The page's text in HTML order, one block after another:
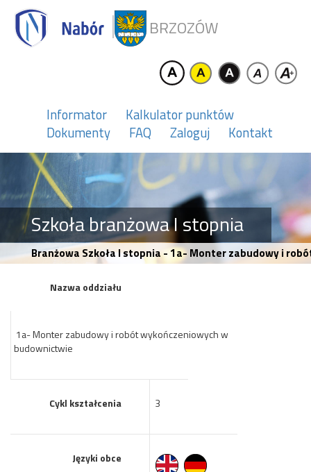
BRZOZÓW
Informator
Kalkulator punktów
Dokumenty
FAQ Zaloguj Kontakt
Szkoła branżowa I stopnia
Branżowa Szkoła I stopnia - 1a- Monter zabudowy i
Nazwa oddziału
1a- Monter zabudowy i robót wykończeniowych w
budownictwie
Cykl kształcenia 3
Języki obce